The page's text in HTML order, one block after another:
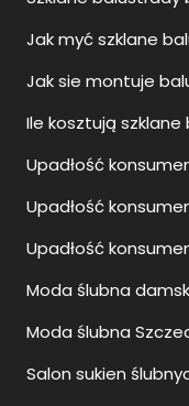
Jak myć szklane
Jak sie montuje
Ile kosztują szklane
Upadłość
Upadłość
Upadłość
Moda ślubna
Moda ślubna
Salon sukien